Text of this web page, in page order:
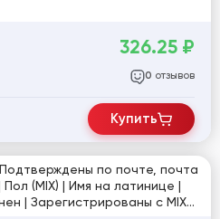
326.25 ₽
0 отзывов
Купить
по почте, почта
(MIX) | Имя на латинице |
| Зарегистрированы с MIX